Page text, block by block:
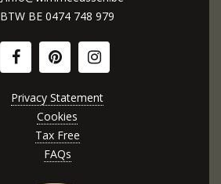
BTW BE 0474 748 979
Privacy Statement
Cookies
Tax Free
FAQs